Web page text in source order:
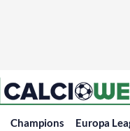
Champions Europa